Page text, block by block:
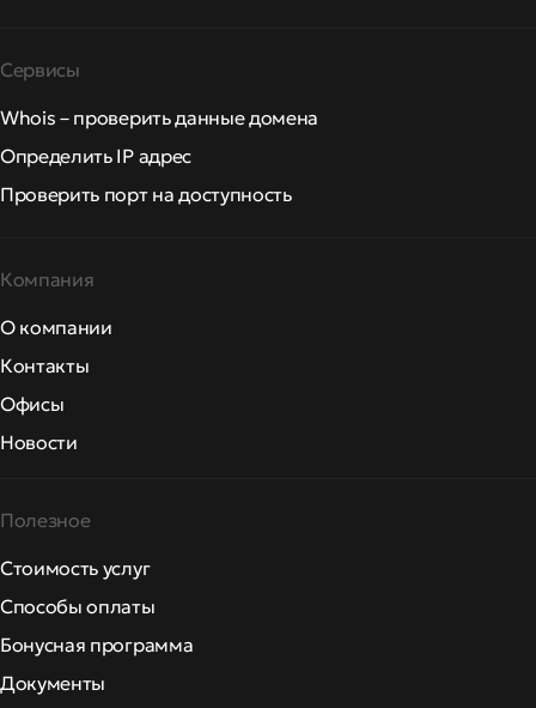
Сервисы
Whois – проверить данные домена
Определить IP адрес
Проверить порт на доступность
Компания
О компании
Контакты
Офисы
Новости
Полезное
Стоимость услуг
Способы оплаты
Бонусная программа
Документы